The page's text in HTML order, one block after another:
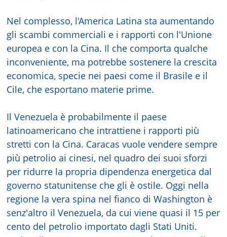
Nel complesso, l'America Latina sta aumentando
gli scambi commerciali e i rapporti con l'Unione
europea e con la Cina. Il che comporta qualche
inconveniente, ma potrebbe sostenere la crescita
economica, specie nei paesi come il Brasile e il
Cile, che esportano materie prime.
Il Venezuela è probabilmente il paese
latinoamericano che intrattiene i rapporti più
stretti con la Cina. Caracas vuole vendere sempre
più petrolio ai cinesi, nel quadro dei suoi sforzi
per ridurre la propria dipendenza energetica dal
governo statunitense che gli è ostile. Oggi nella
regione la vera spina nel fianco di Washington è
senz'altro il Venezuela, da cui viene quasi il 15 per
cento del petrolio importato dagli Stati Uniti.